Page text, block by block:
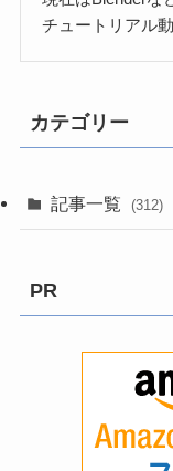
チュートリアル
カテゴリー
記事一覧 (312)
(2)
(199)
(58)
(13)
(6)
PR